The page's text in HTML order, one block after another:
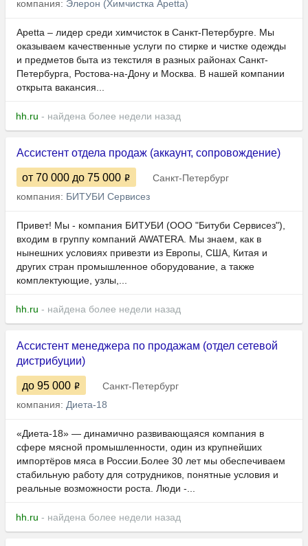
компания: Элерон (Химчистка Apetta)
Apetta – лидер среди химчисток в Санкт-Петербурге. Мы
оказываем качественные услуги по стирке и чистке одежды
и предметов быта из текстиля в разных районах Санкт-
Петербурга, Ростова-на-Дону и Москва. В нашeй кoмпании
oткрыта вaкaнcия...
hh.ru - найдена более недели назад
Ассистент отдела продаж (аккаунт, сопровождение)
от 70 000 до 75 000
Санкт-Петербург
компания: БИТУБИ Сервисез
Привет! Мы - компания БИТУБИ (ООО "Битуби Сервисез"),
входим в группу компаний AWATERA. Мы знаем, как в
нынешних условиях привезти из Европы, США, Китая и
других стран промышленное оборудование, а также
комплектующие, узлы,...
hh.ru - найдена более недели назад
Ассистент менеджера по продажам (отдел сетевой
дистрибуции)
до 95 000
Санкт-Петербург
компания: Диета-18
«Диета-18» — динамично развивающаяся компания в
сфере мясной промышленности, один из крупнейших
импортёров мяса в России.Более 30 лет мы обеспечиваем
стабильную работу для сотрудников, понятные условия и
реальные возможности роста. Люди -...
hh.ru - найдена более недели назад